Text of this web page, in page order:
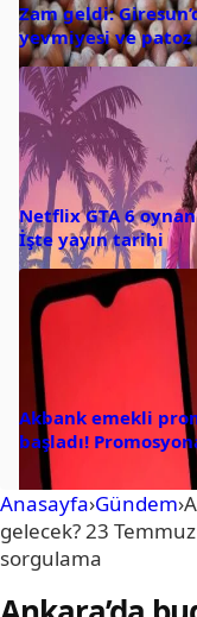
Zam geldi:
yevmiyesi ve patoz
Netflix GTA 6
İşte yayın tarihi
Akbank emekli
başladı!
Anasayfa›Gündem›
gelecek? 23
sorgulama